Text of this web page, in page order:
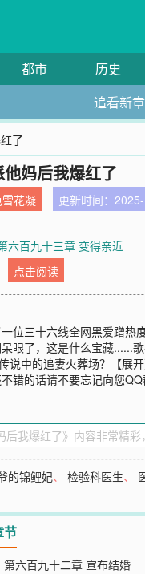
都市 历史
追看新
了
妈后我爆红了
花凝 更新时间：
六百九十三章 变得亲近
点击阅读
位三十六线全网黑爱蹭
眼了，这是什么宝藏......
说中的追妻火葬场？【展开
错的话请不要忘记向您
的锦鲤妃、检验科医生、
节
第六百九十二章 宣布结婚